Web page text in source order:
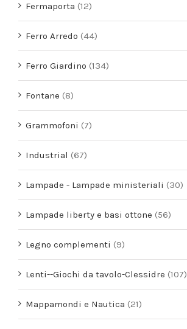
Fermaporta (12)
Ferro Arredo (44)
Ferro Giardino (134)
Fontane (8)
Grammofoni (7)
Industrial (67)
Lampade - Lampade ministeriali (30)
Lampade liberty e basi ottone (56)
Legno complementi (9)
Lenti--Giochi da tavolo-Clessidre (107)
Mappamondi e Nautica (21)